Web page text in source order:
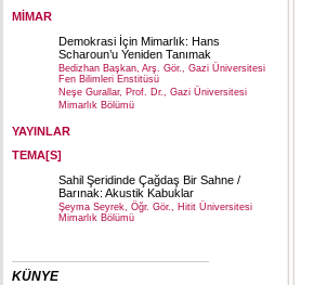
MİMAR
Demokrasi İçin Mimarlık: Hans
Scharoun’u Yeniden Tanımak
Bedizhan Başkan, Arş. Gör., Gazi Üniversitesi
Fen Bilimleri Enstitüsü
Neşe Gurallar, Prof. Dr., Gazi Üniversitesi
Mimarlık Bölümü
YAYINLAR
TEMA[S]
Sahil Şeridinde Çağdaş Bir Sahne /
Barınak: Akustik Kabuklar
Şeyma Seyrek, Öğr. Gör., Hitit Üniversitesi
Mimarlık Bölümü
KÜNYE